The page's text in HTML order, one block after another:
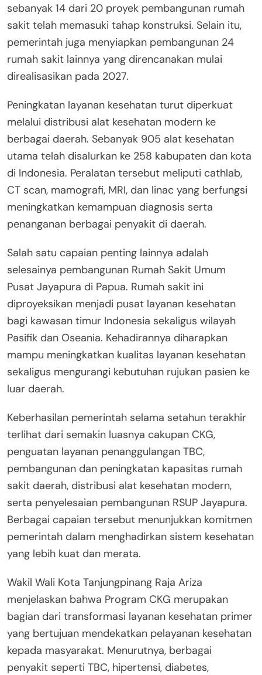
sebanyak 14 dari 20 proyek pembangunan rumah
sakit telah memasuki tahap konstruksi. Selain itu,
pemerintah juga menyiapkan pembangunan 24
rumah sakit lainnya yang direncanakan mulai
direalisasikan pada 2027.
Peningkatan layanan kesehatan turut diperkuat
melalui distribusi alat kesehatan modern ke
berbagai daerah. Sebanyak 905 alat kesehatan
utama telah disalurkan ke 258 kabupaten dan kota
di Indonesia. Peralatan tersebut meliputi cathlab,
CT scan, mamografi, MRI, dan linac yang berfungsi
meningkatkan kemampuan diagnosis serta
penanganan berbagai penyakit di daerah.
Salah satu capaian penting lainnya adalah
selesainya pembangunan Rumah Sakit Umum
Pusat Jayapura di Papua. Rumah sakit ini
diproyeksikan menjadi pusat layanan kesehatan
bagi kawasan timur Indonesia sekaligus wilayah
Pasifik dan Oseania. Kehadirannya diharapkan
mampu meningkatkan kualitas layanan kesehatan
sekaligus mengurangi kebutuhan rujukan pasien ke
luar daerah.
Keberhasilan pemerintah selama setahun terakhir
terlihat dari semakin luasnya cakupan CKG,
penguatan layanan penanggulangan TBC,
pembangunan dan peningkatan kapasitas rumah
sakit daerah, distribusi alat kesehatan modern,
serta penyelesaian pembangunan RSUP Jayapura.
Berbagai capaian tersebut menunjukkan komitmen
pemerintah dalam menghadirkan sistem kesehatan
yang lebih kuat dan merata.
Wakil Wali Kota Tanjungpinang Raja Ariza
menjelaskan bahwa Program CKG merupakan
bagian dari transformasi layanan kesehatan primer
yang bertujuan mendekatkan pelayanan kesehatan
kepada masyarakat. Menurutnya, berbagai
penyakit seperti TBC, hipertensi, diabetes,